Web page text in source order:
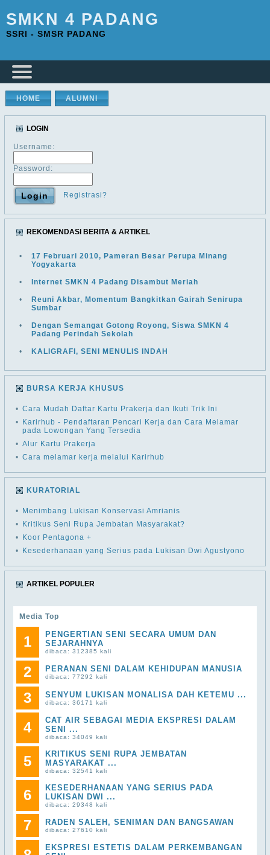
SMKN 4 PADANG
SSRI - SMSR PADANG
HOME ALUMNI
LOGIN
Username:
Password:
Registrasi?
REKOMENDASI BERITA & ARTIKEL
•
17 Februari 2010, Pameran Besar Perupa Minang
Yogyakarta
• Internet SMKN 4 Padang Disambut Meriah
•
Reuni Akbar, Momentum Bangkitkan Gairah Senirupa
Sumbar
•
Dengan Semangat Gotong Royong, Siswa SMKN 4
Padang Perindah Sekolah
• KALIGRAFI, SENI MENULIS INDAH
BURSA KERJA KHUSUS
• Cara Mudah Daftar Kartu Prakerja dan Ikuti Trik Ini
•
Karirhub - Pendaftaran Pencari Kerja dan Cara Melamar
pada Lowongan Yang Tersedia
• Alur Kartu Prakerja
• Cara melamar kerja melalui Karirhub
KURATORIAL
•
Menimbang Lukisan Konservasi Amrianis
•
Kritikus Seni Rupa Jembatan Masyarakat?
•
Koor Pentagona +
•
Kesederhanaan yang Serius pada Lukisan Dwi Agustyono
ARTIKEL POPULER
Media Top
1
PENGERTIAN SENI SECARA UMUM DAN
SEJARAHNYA
dibaca: 312385 kali
2 PERANAN SENI DALAM KEHIDUPAN MANUSIA
dibaca: 77292 kali
3 SENYUM LUKISAN MONALISA DAH KETEMU ...
dibaca: 36171 kali
4
CAT AIR SEBAGAI MEDIA EKSPRESI DALAM
SENI ...
dibaca: 34049 kali
5
KRITIKUS SENI RUPA JEMBATAN
MASYARAKAT ...
dibaca: 32541 kali
6
KESEDERHANAAN YANG SERIUS PADA
LUKISAN DWI ...
dibaca: 29348 kali
7 RADEN SALEH, SENIMAN DAN BANGSAWAN
dibaca: 27610 kali
EKSPRESI ESTETIS DALAM PERKEMBANGAN